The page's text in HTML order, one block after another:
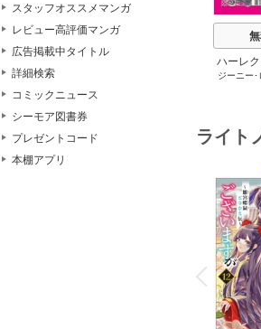
スタッフオススメマンガ
レビュー高評価マンガ
広告掲載中タイトル
詳細検索
コミックニュース
シーモア図書券
プレゼントコード
本棚アプリ
ハーレ
セット
ジーニー･
ライト
P
r
e
v
i
o
u
s